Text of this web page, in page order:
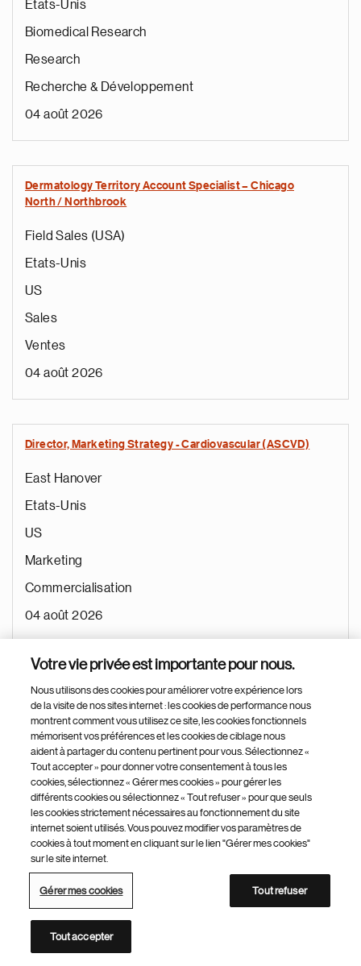
Etats-Unis
Biomedical Research
Research
Recherche & Développement
04 août 2026
Dermatology Territory Account Specialist – Chicago
North / Northbrook
Field Sales (USA)
Etats-Unis
US
Sales
Ventes
04 août 2026
Director, Marketing Strategy - Cardiovascular (ASCVD)
East Hanover
Etats-Unis
US
Marketing
Commercialisation
04 août 2026
Director, MarTech Product Excellence and Operations
East Hanover
Etats-Unis
Marketing
Commercialisation
04 août 2026
Access & Reimbursement (ARM) Immunology – Los
Votre vie privée est importante pour nous.
Nous utilisons des cookies pour améliorer votre expérience lors
de la visite de nos sites internet : les cookies de performance nous
montrent comment vous utilisez ce site, les cookies fonctionnels
mémorisent vos préférences et les cookies de ciblage nous
aident à partager du contenu pertinent pour vous. Sélectionnez «
Tout accepter » pour donner votre consentement à tous les
cookies, sélectionnez « Gérer mes cookies » pour gérer les
différents cookies ou sélectionnez « Tout refuser » pour que seuls
les cookies strictement nécessaires au fonctionnement du site
internet soient utilisés. Vous pouvez modifier vos paramètres de
cookies à tout moment en cliquant sur le lien "Gérer mes cookies"
sur le site internet.
Gérer mes cookies Tout refuser
Tout accepter